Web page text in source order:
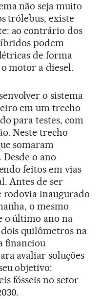
não seja muito
trólebus, existe
ao contrário dos
podem
de forma
motor a diesel.
o sistema
em um trecho
para testes, com
Neste trecho
somaram
o ano
feitos em vias
Antes de ser
rodovia inaugurado
o mesmo
o último ano na
quilômetros na
financiou
avaliar soluções
objetivo:
fósseis no setor